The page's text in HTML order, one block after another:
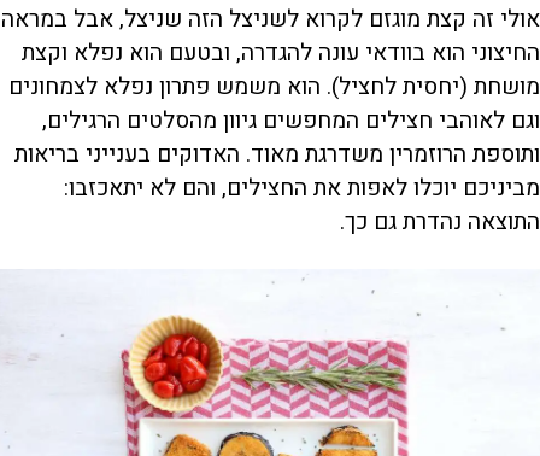
אולי זה קצת מוגזם לקרוא לשניצל הזה שניצל, אבל במראה
החיצוני הוא בוודאי עונה להגדרה, ובטעם הוא נפלא וקצת
מושחת (יחסית לחציל). הוא משמש פתרון נפלא לצמחונים
וגם לאוהבי חצילים המחפשים גיוון מהסלטים הרגילים,
ותוספת הרוזמרין משדרגת מאוד. האדוקים בענייני בריאות
מביניכם יוכלו לאפות את החצילים, והם לא יתאכזבו:
התוצאה נהדרת גם כך.